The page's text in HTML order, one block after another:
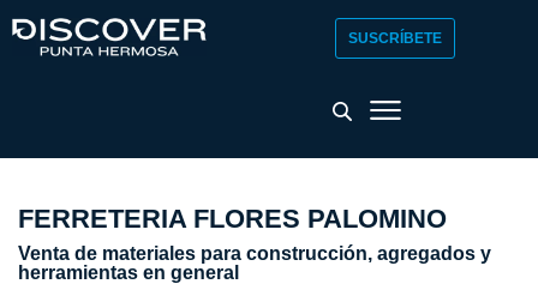
SUSCRÍBETE
FERRETERIA FLORES PALOMINO
Venta de materiales para construcción, agregados y
herramientas en general